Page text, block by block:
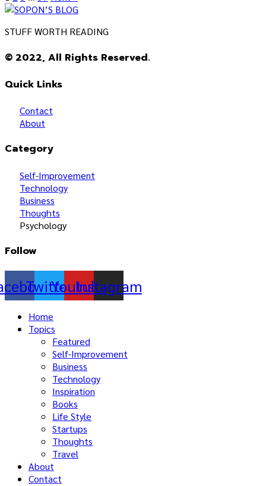
STUFF WORTH READING
© 2022, All Rights Reserved.
Quick Links
Contact
About
Category
Self-Improvement
Technology
Business
Thoughts
Psychology
Follow
TwitterYoutube
Instagram
Home
Topics
Featured
Self-Improvement
Business
Technology
Inspiration
Books
Life Style
Startups
Thoughts
Travel
About
Contact